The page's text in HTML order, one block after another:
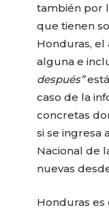
también por
que tienen
Honduras, el
alguna e
después”
caso de la
concretas
si se ingresa
Nacional de
nuevas
Honduras es